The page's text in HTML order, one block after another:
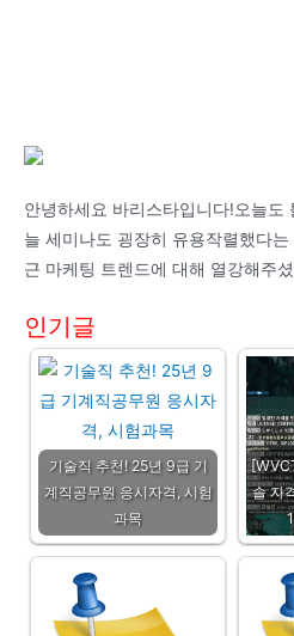
안녕하세요 바리스타입니다!오늘도
늘 세미나도 굉장히 유용작렬했다
근 마케팅 트렌드에 대해 열강해주
인기글
기술직 추천! 25년 9급 기
계직공무원 응시자격, 시험
과목
솔 자